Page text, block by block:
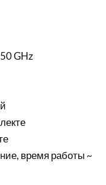
GHz
время работы ~